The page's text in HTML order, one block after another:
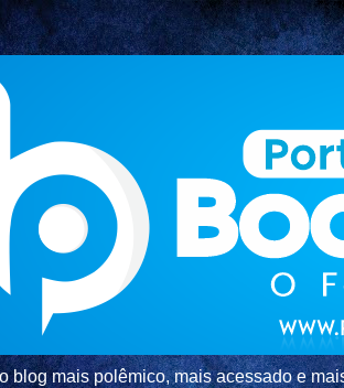
blog mais polêmico, mais acessado e